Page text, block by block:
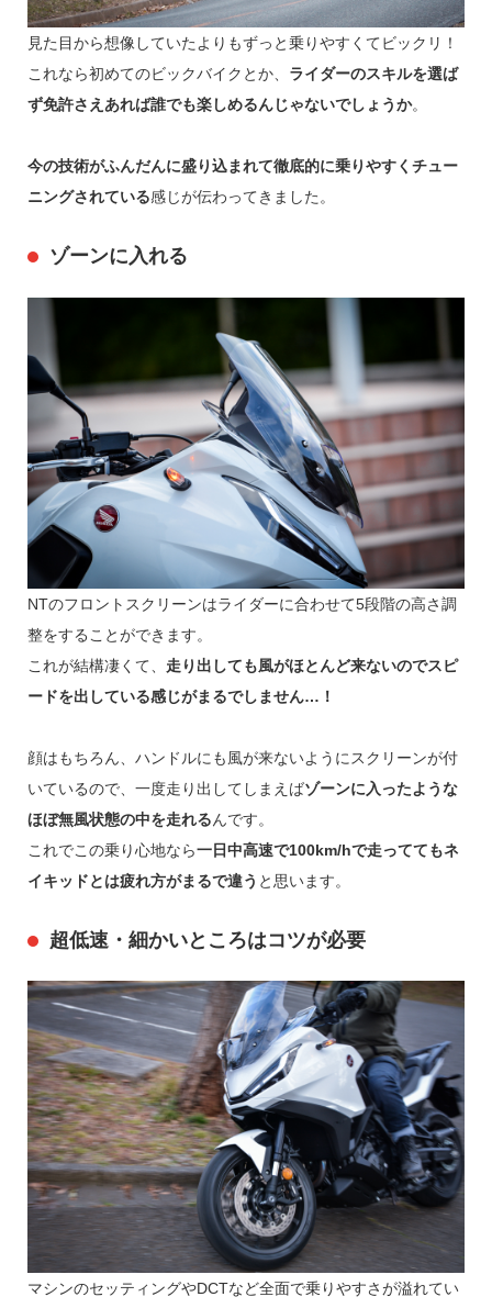
見た目から想像していたよりもずっと乗りやすくてビックリ！
これなら初めてのビックバイクとか、 ライダーのスキルを選ば
ず免許さえあれば誰でも楽しめるんじゃないでしょうか。
今の技術がふんだんに盛り込まれて徹底的に乗りやすくチュー
ニングされている感じが伝わってきました。
ゾーンに入れる
NTのフロントスクリーンはライダーに合わせて5段階の高さ調
整をすることができます。
これが結構凄くて、 走り出しても風がほとんど来ないのでスピ
ードを出している感じがまるでしません…！
顔はもちろん、ハンドルにも風が来ないようにスクリーンが付
いているので、一度走り出してしまえばゾーンに入ったような
ほぼ無風状態の中を走れるんです。
これでこの乗り心地なら一日中高速で100km/hで走っててもネ
イキッドとは疲れ方がまるで違う と思います。
超低速・細かいところはコツが必要
マシンのセッティングやDCTなど全面で乗りやすさが溢れてい